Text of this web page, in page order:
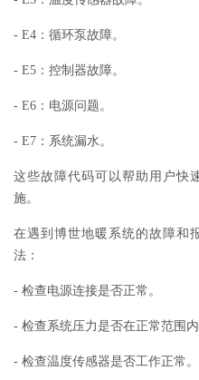
- E4：循环泵故障。
- E5：控制器故障。
- E6：电源问题。
- E7：系统漏水。
这些故障代码可以帮助用户快
施。
在遇到博世地暖系统的故障和
法：
- 检查电源连接是否正常。
- 检查系统压力是否在正常范围内
- 检查温度传感器是否工作正常。